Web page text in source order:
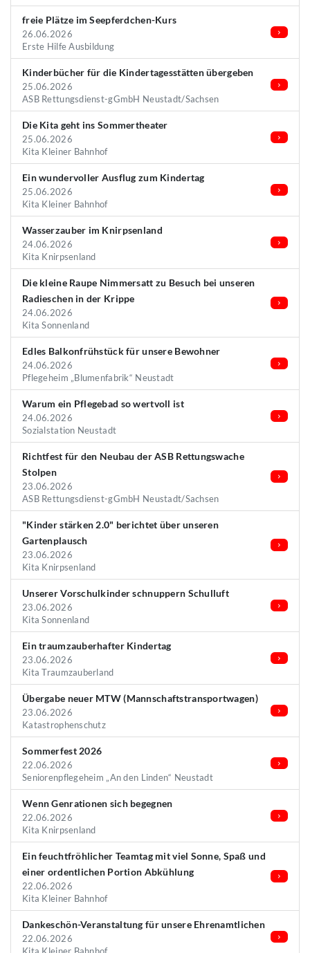
freie Plätze im Seepferdchen-Kurs
26.06.2026
Erste Hilfe Ausbildung
Kinderbücher für die Kindertagesstätten übergeben
25.06.2026
ASB Rettungsdienst-gGmbH Neustadt/Sachsen
Die Kita geht ins Sommertheater
25.06.2026
Kita Kleiner Bahnhof
Ein wundervoller Ausflug zum Kindertag
25.06.2026
Kita Kleiner Bahnhof
Wasserzauber im Knirpsenland
24.06.2026
Kita Knirpsenland
Die kleine Raupe Nimmersatt zu Besuch bei unseren
Radieschen in der Krippe
24.06.2026
Kita Sonnenland
Edles Balkonfrühstück für unsere Bewohner
24.06.2026
Pflegeheim „Blumenfabrik“ Neustadt
Warum ein Pflegebad so wertvoll ist
24.06.2026
Sozialstation Neustadt
Richtfest für den Neubau der ASB Rettungswache
Stolpen
23.06.2026
ASB Rettungsdienst-gGmbH Neustadt/Sachsen
"Kinder stärken 2.0" berichtet über unseren
Gartenplausch
23.06.2026
Kita Knirpsenland
Unserer Vorschulkinder schnuppern Schulluft
23.06.2026
Kita Sonnenland
Ein traumzauberhafter Kindertag
23.06.2026
Kita Traumzauberland
Übergabe neuer MTW (Mannschaftstransportwagen)
23.06.2026
Katastrophenschutz
Sommerfest 2026
22.06.2026
Seniorenpflegeheim „An den Linden“ Neustadt
Wenn Genrationen sich begegnen
22.06.2026
Kita Knirpsenland
Ein feuchtfröhlicher Teamtag mit viel Sonne, Spaß und
einer ordentlichen Portion Abkühlung
22.06.2026
Kita Kleiner Bahnhof
Dankeschön-Veranstaltung für unsere Ehrenamtlichen
22.06.2026